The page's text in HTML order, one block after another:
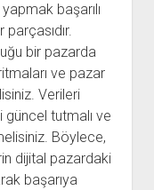
başarılı
bir pazarda
ve pazar
Verileri
tutmalı ve
Böylece,
dijital pazardaki
başarıya